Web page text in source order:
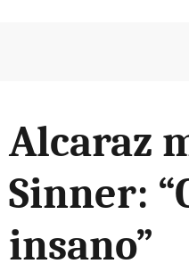
Alcaraz
Sinner:
insano”